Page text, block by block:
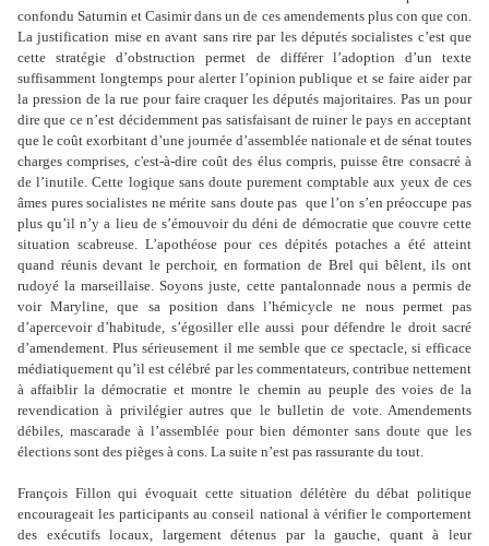
confondu Saturnin et Casimir dans un de ces amendements plus con que con.
La justification mise en avant sans rire par les députés socialistes c’est que
cette stratégie d’obstruction permet de différer l’adoption d’un texte
suffisamment longtemps pour alerter l’opinion publique et se faire aider par
la pression de la rue pour faire craquer les députés majoritaires. Pas un pour
dire que ce n’est décidemment pas satisfaisant de ruiner le pays en acceptant
que le coût exorbitant d’une journée d’assemblée nationale et de sénat toutes
charges comprises, c'est-à-dire coût des élus compris, puisse être consacré à
de l’inutile. Cette logique sans doute purement comptable aux yeux de ces
âmes pures socialistes ne mérite sans doute pas que l’on s’en préoccupe pas
plus qu’il n’y a lieu de s’émouvoir du déni de démocratie que couvre cette
situation scabreuse. L’apothéose pour ces dépités potaches a été atteint
quand réunis devant le perchoir, en formation de Brel qui bêlent, ils ont
rudoyé la marseillaise. Soyons juste, cette pantalonnade nous a permis de
voir Maryline, que sa position dans l’hémicycle ne nous permet pas
d’apercevoir d’habitude, s’égosiller elle aussi pour défendre le droit sacré
d’amendement. Plus sérieusement il me semble que ce spectacle, si efficace
médiatiquement qu’il est célébré par les commentateurs, contribue nettement
à affaiblir la démocratie et montre le chemin au peuple des voies de la
revendication à privilégier autres que le bulletin de vote. Amendements
débiles, mascarade à l’assemblée pour bien démonter sans doute que les
élections sont des pièges à cons. La suite n’est pas rassurante du tout.
François Fillon qui évoquait cette situation délétère du débat politique
encourageait les participants au conseil national à vérifier le comportement
des exécutifs locaux, largement détenus par la gauche, quant à leur